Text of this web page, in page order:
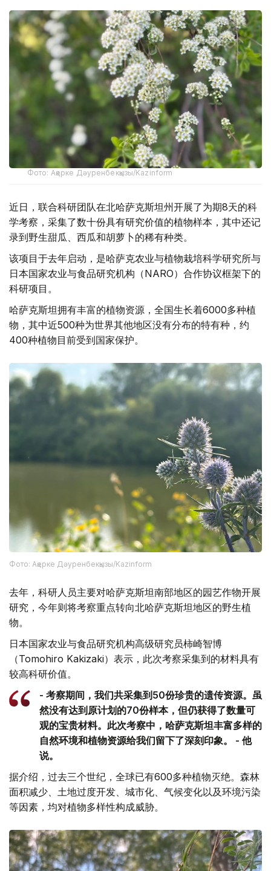
Фото: Ақерке Дәуренбекқызы/Kazinform
近日，联合科研团队在北哈萨克斯坦州开展了为期8天的科
学考察，采集了数十份具有研究价值的植物样本，其中还记
录到野生甜瓜、西瓜和胡萝卜的稀有种类。
该项目于去年启动，是哈萨克农业与植物栽培科学研究所与
日本国家农业与食品研究机构（NARO）合作协议框架下的
科研项目。
哈萨克斯坦拥有丰富的植物资源，全国生长着6000多种植
物，其中近500种为世界其他地区没有分布的特有种，约
400种植物目前受到国家保护。
Фото: Ақерке Дәуренбекқызы/Kazinform
去年，科研人员主要对哈萨克斯坦南部地区的园艺作物开展
研究，今年则将考察重点转向北哈萨克斯坦地区的野生植
物。
日本国家农业与食品研究机构高级研究员柿崎智博
（Tomohiro Kakizaki）表示，此次考察采集到的材料具有
较高科研价值。
- 考察期间，我们共采集到50份珍贵的遗传资源。虽
然没有达到原计划的70份样本，但仍获得了数量可
观的宝贵材料。此次考察中，哈萨克斯坦丰富多样的
自然环境和植物资源给我们留下了深刻印象。 - 他
说。
据介绍，过去三个世纪，全球已有600多种植物灭绝。森林
面积减少、土地过度开发、城市化、气候变化以及环境污染
等因素，均对植物多样性构成威胁。